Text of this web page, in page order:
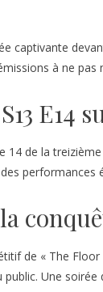
captivante
à ne pas
E14
14 de la
performances
de « The
Une soirée